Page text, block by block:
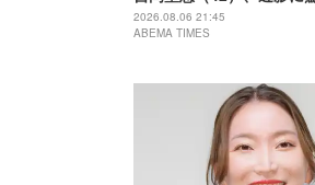
にこれ…大好き」「なんか
2026.08.06 21:45
ABEMA TIMES